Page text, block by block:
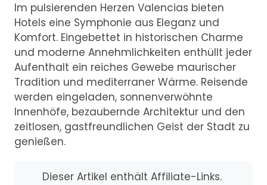
Im pulsierenden Herzen Valencias bieten
Hotels eine Symphonie aus Eleganz und
Komfort. Eingebettet in historischen Charme
und moderne Annehmlichkeiten enthüllt jeder
Aufenthalt ein reiches Gewebe maurischer
Tradition und mediterraner Wärme. Reisende
werden eingeladen, sonnenverwöhnte
Innenhöfe, bezaubernde Architektur und den
zeitlosen, gastfreundlichen Geist der Stadt zu
genießen.
Dieser Artikel enthält Affiliate-Links.